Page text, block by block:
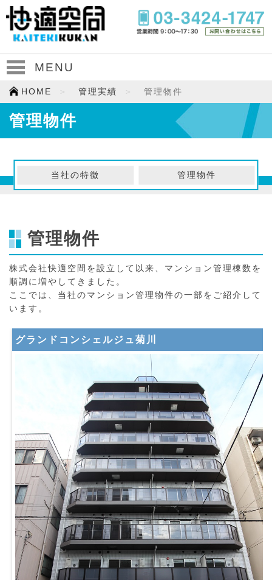
MENU
HOME 管理実績 管理物件
管理物件
当社の特徴 管理物件
管理物件
株式会社快適空間を設立して以来、マンション管理棟数を
順調に増やしてきました。
ここでは、当社のマンション管理物件の一部をご紹介して
います。
グランドコンシェルジュ菊川